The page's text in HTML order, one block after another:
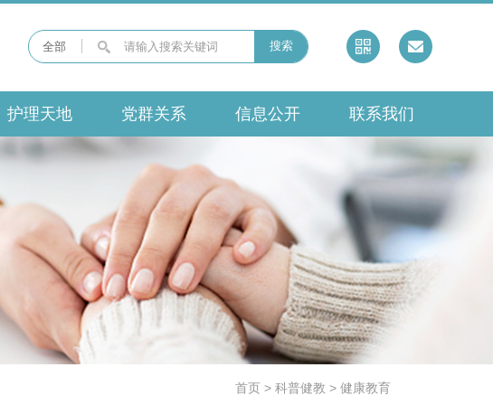
全部 搜索
护理天地 党群关系 信息公开 联系我们
首页 > 科普健教 > 健康教育